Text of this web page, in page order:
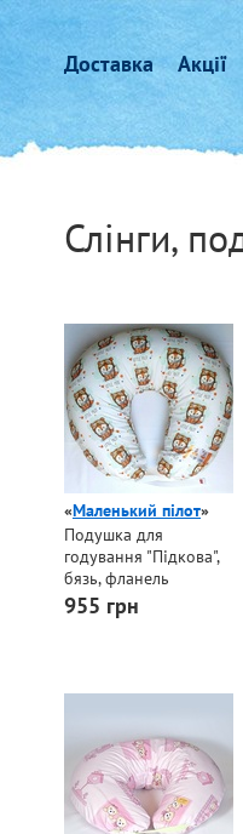
Доставка Акції
Слінги,
«Маленький пілот»
Подушка для
годування "Підкова",
бязь, фланель
955 грн